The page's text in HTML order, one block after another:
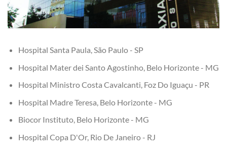
Hospital Santa Paula, São Paulo - SP
Hospital Mater dei Santo Agostinho, Belo Horizonte - MG
Hospital Ministro Costa Cavalcanti, Foz Do Iguaçu - PR
Hospital Madre Teresa, Belo Horizonte - MG
Biocor Instituto, Belo Horizonte - MG
Hospital Copa D'Or, Rio De Janeiro - RJ